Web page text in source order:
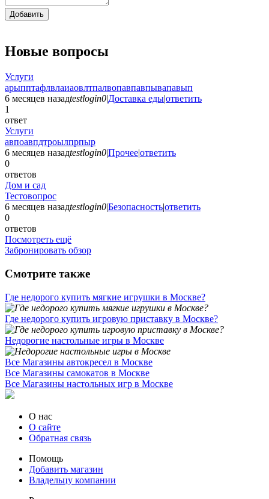
Добавить
Новые вопросы
Услуги
арыпптафлвлаиаовлтпалвопавпавпывапавып
6 месяцев назадtestlogin0|Доставка еды|ответить
1
ответ
Услуги
авпоавпдтроылпрпыр
6 месяцев назадtestlogin0|Прочее|ответить
0
ответов
Дом и сад
Тестовопрос
6 месяцев назадtestlogin0|Безопасность|ответить
0
ответов
Посмотреть ещё
Забронировать обзор
Смотрите также
Где недорого купить мягкие игрушки в Москве?
Где недорого купить игровую приставку в Москве?
Недорогие настольные игры в Москве
Все Магазины автокресел в Москве
Все Магазины самокатов в Москве
Все Магазины настольных игр в Москве
О нас
О сайте
Обратная связь
Помощь
Добавить магазин
Владельцу компании